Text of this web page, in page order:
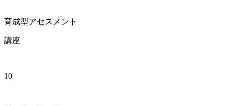
育成型アセスメント
講座
10